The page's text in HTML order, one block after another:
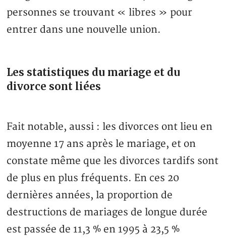
personnes se trouvant « libres » pour
entrer dans une nouvelle union.
Les statistiques du mariage et du
divorce sont liées
Fait notable, aussi : les divorces ont lieu en
moyenne 17 ans après le mariage, et on
constate même que les divorces tardifs sont
de plus en plus fréquents. En ces 20
dernières années, la proportion de
destructions de mariages de longue durée
est passée de 11,3 % en 1995 à 23,5 %